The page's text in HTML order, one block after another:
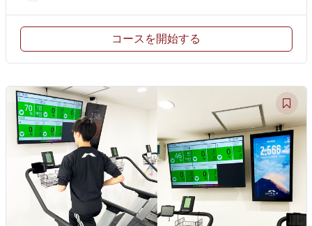
コースを開始する